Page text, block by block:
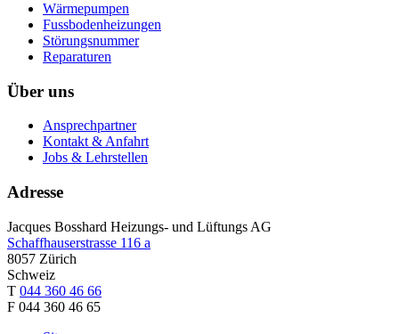
Wärmepumpen
Fussbodenheizungen
Störungsnummer
Reparaturen
Über uns
Ansprechpartner
Kontakt & Anfahrt
Jobs & Lehrstellen
Adresse
Jacques Bosshard Heizungs- und Lüftungs AG
Schaffhauserstrasse 116 a
8057 Zürich
Schweiz
T 044 360 46 66
F 044 360 46 65